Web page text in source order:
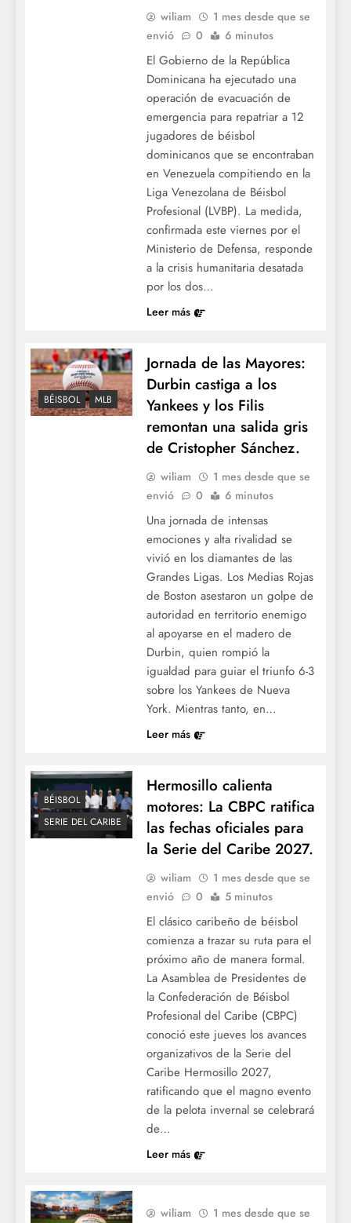
wiliam
1 mes desde que se
envió
0 6 minutos
El Gobierno de la República
Dominicana ha ejecutado una
operación de evacuación de
emergencia para repatriar a 12
jugadores de béisbol
dominicanos que se encontraban
en Venezuela compitiendo en la
Liga Venezolana de Béisbol
Profesional (LVBP). La medida,
confirmada este viernes por el
Ministerio de Defensa, responde
a la crisis humanitaria desatada
por los dos…
Leer más
BÉISBOL MLB
Jornada de las Mayores:
Durbin castiga a los
Yankees y los Filis
remontan una salida gris
de Cristopher Sánchez.
wiliam
1 mes desde que se
envió
0 6 minutos
Una jornada de intensas
emociones y alta rivalidad se
vivió en los diamantes de las
Grandes Ligas. Los Medias Rojas
de Boston asestaron un golpe de
autoridad en territorio enemigo
al apoyarse en el madero de
Durbin, quien rompió la
igualdad para guiar el triunfo 6-3
sobre los Yankees de Nueva
York. Mientras tanto, en…
Leer más
BÉISBOL
SERIE DEL CARIBE
Hermosillo calienta
motores: La CBPC ratifica
las fechas oficiales para
la Serie del Caribe 2027.
wiliam
1 mes desde que se
envió
0 5 minutos
El clásico caribeño de béisbol
comienza a trazar su ruta para el
próximo año de manera formal.
La Asamblea de Presidentes de
la Confederación de Béisbol
Profesional del Caribe (CBPC)
conoció este jueves los avances
organizativos de la Serie del
Caribe Hermosillo 2027,
ratificando que el magno evento
de la pelota invernal se celebrará
de…
Leer más
wiliam
1 mes desde que se